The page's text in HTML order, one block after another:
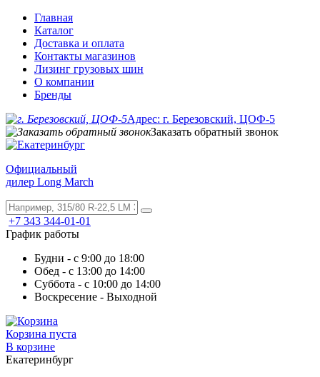
Главная
Каталог
Доставка и оплата
Контакты магазинов
Лизинг грузовых шин
О компании
Бренды
Адрес: г. Березовский, ЦОФ-5
Заказать обратный звонок
Официальный
дилер Long March
+7 343 344-01-01
График работы
Будни - с 9:00 до 18:00
Обед - с 13:00 до 14:00
Суббота - с 10:00 до 14:00
Воскресение - Выходной
Корзина пуста
В корзине
Екатеринбург